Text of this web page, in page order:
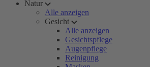
Natur
Alle anzeigen
Gesicht
Alle anzeigen
Gesichtspflege
Augenpflege
Reinigung